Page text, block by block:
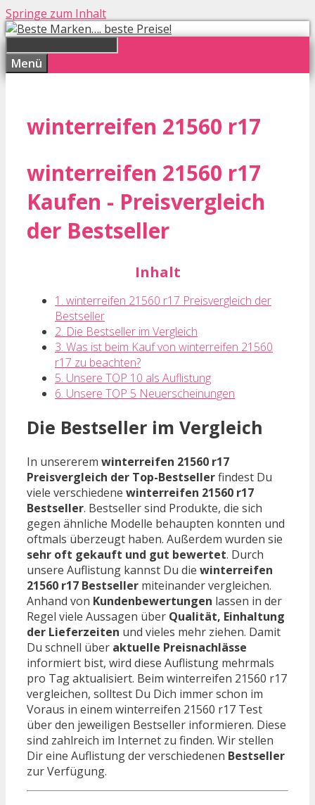
Springe zum Inhalt
Menü
winterreifen 21560 r17
winterreifen 21560 r17
Kaufen - Preisvergleich
der Bestseller
Inhalt
1. winterreifen 21560 r17 Preisvergleich der
Bestseller
2. Die Bestseller im Vergleich
3. Was ist beim Kauf von winterreifen 21560
r17 zu beachten?
5. Unsere TOP 10 als Auflistung
6. Unsere TOP 5 Neuerscheinungen
Die Bestseller im Vergleich
In unsererem winterreifen 21560 r17
Preisvergleich der Top-Bestsellerfindest Du
viele verschiedene winterreifen 21560 r17
Bestseller. Bestseller sind Produkte, die sich
gegen ähnliche Modelle behaupten konnten und
oftmals überzeugt haben. Außerdem wurden sie
sehr oft gekauft und gut bewertet. Durch
unsere Auflistung kannst Du die winterreifen
21560 r17 Bestseller miteinander vergleichen.
Anhand von Kundenbewertungen lassen in der
Regel viele Aussagen über Qualität, Einhaltung
der Lieferzeiten und vieles mehr ziehen. Damit
Du schnell über aktuelle Preisnachlässe
informiert bist, wird diese Auflistung mehrmals
pro Tag aktualisiert. Beim winterreifen 21560 r17
vergleichen, solltest Du Dich immer schon im
Voraus in einem winterreifen 21560 r17 Test
über den jeweiligen Bestseller informieren. Diese
sind zahlreich im Internet zu finden. Wir stellen
Dir eine Auflistung der verschiedenen Bestseller
zur Verfügung.